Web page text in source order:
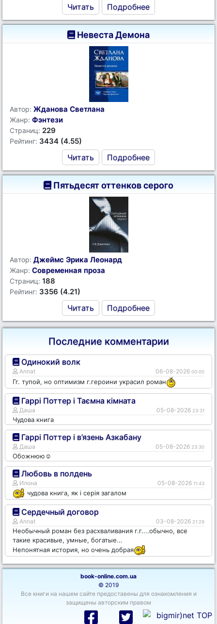
Читать Подробнее
Невеста Демона
Автор: Жданова Светлана
Жанр: Фэнтези
Страниц: 229
Рейтинг: 3434 (4.55)
Читать Подробнее
Пятьдесят оттенков серого
Автор: Джеймс Эрика Леонард
Жанр: Современная проза
Страниц: 188
Рейтинг: 3356 (4.21)
Читать Подробнее
Последние комментарии
Одинокий волк
Annat 06-08-2026 00:00
Гг. тупой, но оптимизм г.героини украсил роман
Гаррі Поттер і Таємна кімната
Даша 05-08-2026 23:31
Чудова книга
Гаррі Поттер і в’язень Азкабану
Даша 05-08-2026 23:30
Обожнюю☺️
Любовь в полдень
Илона 05-08-2026 11:43
чудова книга, як і серія загалом
Сердечный договор
Annat 03-08-2026 21:29
Необычный роман без расхваливания г.г....обычно, все
такие красивые, умные, богатые...
Непонятная история, но очень добрая
book-online.com.ua
© 2019
Все книги на нашем сайте предоставены для ознакомления и
защищены авторским правом